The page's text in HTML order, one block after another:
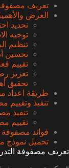
تعريف
الغرض
تحديد
توجيه
تنظيم
تحسين
تقييم
تعزيز
تحقيق
طريقة اعداد
تنفيذ
تنفيذ
تقييم
فوائد مصفوفة
تحميل نموذج
تعريف مصفوفة